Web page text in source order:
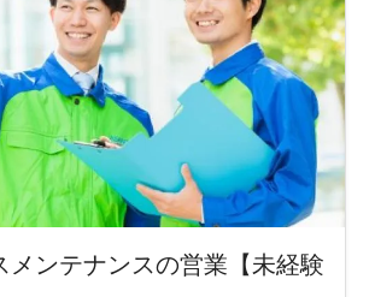
メンテナンスの営業【未経験